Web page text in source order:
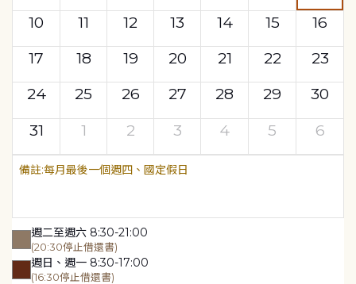
10
11 12 13 14 15
16
17
18 19 20 21 22
23
24
25 26 27 28 29
30
31
1 2 3 4 5 6
每月最後一個週四、國定假日
週二至週六 8:30-21:00
(20:30停止借還書)
週日、週一 8:30-17:00
(16:30停止借還書)